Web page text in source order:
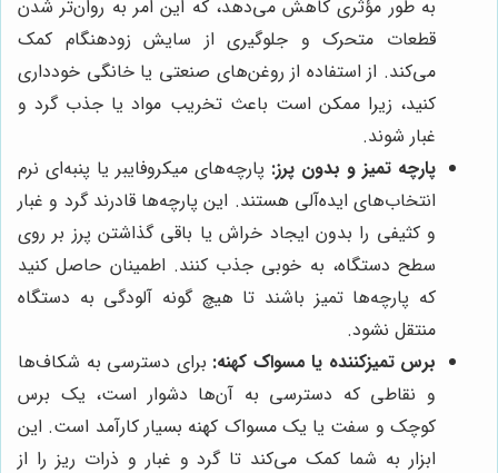
به طور مؤثری کاهش می‌دهد، که این امر به روان‌تر شدن
قطعات متحرک و جلوگیری از سایش زودهنگام کمک
می‌کند. از استفاده از روغن‌های صنعتی یا خانگی خودداری
کنید، زیرا ممکن است باعث تخریب مواد یا جذب گرد و
غبار شوند.
پارچه تمیز و بدون پرز: پارچه‌های میکروفایبر یا پنبه‌ای نرم
انتخاب‌های ایده‌آلی هستند. این پارچه‌ها قادرند گرد و غبار
و کثیفی را بدون ایجاد خراش یا باقی گذاشتن پرز بر روی
سطح دستگاه، به خوبی جذب کنند. اطمینان حاصل کنید
که پارچه‌ها تمیز باشند تا هیچ گونه آلودگی به دستگاه
منتقل نشود.
برس تمیزکننده یا مسواک کهنه: برای دسترسی به شکاف‌ها
و نقاطی که دسترسی به آن‌ها دشوار است، یک برس
کوچک و سفت یا یک مسواک کهنه بسیار کارآمد است. این
ابزار به شما کمک می‌کند تا گرد و غبار و ذرات ریز را از